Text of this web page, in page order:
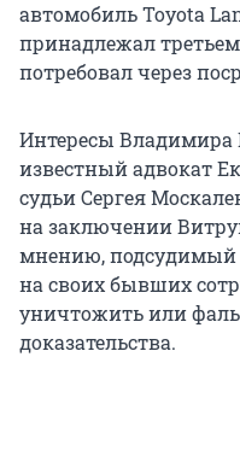
автомобиль Toyota
принадлежал
потребовал через
Интересы Владимира
известный адвокат
судьи Сергея
на заключении
мнению, подсудимый
на своих бывших
уничтожить или
доказательства.